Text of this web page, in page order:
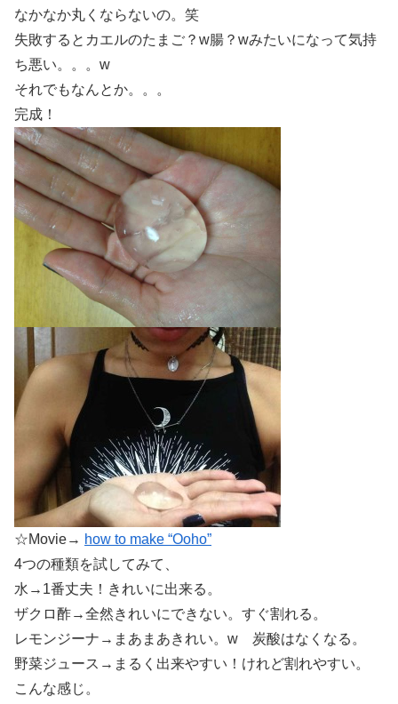
なかなか丸くならないの。笑
失敗するとカエルのたまご？w腸？wみたいになって気持
ち悪い。。。w
それでもなんとか。。。
完成！
☆Movie→ how to make “Ooho”
4つの種類を試してみて、
水→1番丈夫！きれいに出来る。
ザクロ酢→全然きれいにできない。すぐ割れる。
レモンジーナ→まあまあきれい。w 炭酸はなくなる。
野菜ジュース→まるく出来やすい！けれど割れやすい。
こんな感じ。